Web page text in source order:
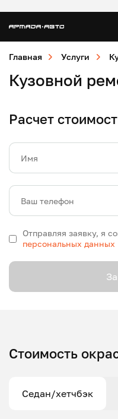
Главная Услуги
Кузовной
Расчет
Имя
Ваш телефон
Отправляя заявку, я
персональных данных
Стоимость
Седан/хетчбэк